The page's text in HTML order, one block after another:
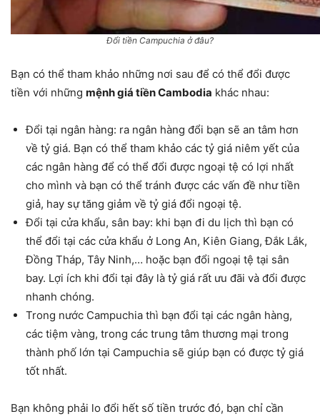
Đổi tiền Campuchia ở đâu?
Bạn có thể tham khảo những nơi sau để có thể đổi được
tiền với những mệnh giá tiền Cambodia khác nhau:
Đổi tại ngân hàng: ra ngân hàng đổi bạn sẽ an tâm hơn
về tỷ giá. Bạn có thể tham khảo các tỷ giá niêm yết của
các ngân hàng để có thể đổi được ngoại tệ có lợi nhất
cho mình và bạn có thể tránh được các vấn đề như tiền
giả, hay sự tăng giảm về tỷ giá đổi ngoại tệ.
Đổi tại cửa khẩu, sân bay: khi bạn đi du lịch thì bạn có
thể đổi tại các cửa khẩu ở Long An, Kiên Giang, Đắk Lắk,
Đồng Tháp, Tây Ninh,… hoặc bạn đổi ngoại tệ tại sân
bay. Lợi ích khi đổi tại đây là tỷ giá rất ưu đãi và đổi được
nhanh chóng.
Trong nước Campuchia thì bạn đổi tại các ngân hàng,
các tiệm vàng, trong các trung tâm thương mại trong
thành phố lớn tại Campuchia sẽ giúp bạn có được tỷ giá
tốt nhất.
Bạn không phải lo đổi hết số tiền trước đó, bạn chỉ cần